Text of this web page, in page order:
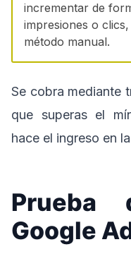
incrementar de
impresiones o
método manual.
Se cobra mediante
que superas el
hace el ingreso en
Prueba
Google